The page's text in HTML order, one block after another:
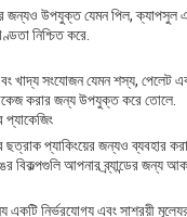
জন্যও উপযুক্ত যেমন পিল, ক্যাপসুল
নিশ্চিত করে.
খাদ্য সংযোজন যেমন শস্য,
করার জন্য উপযুক্ত করে তোলে.
প্যাকেজিং
ছত্রাক প্যাকিংয়ের জন্যও ব্যবহার
বিকল্পগুলি আপনার ব্র্যান্ডের জন্য
একটি নির্ভরযোগ্য এবং সাশ্রয়ী